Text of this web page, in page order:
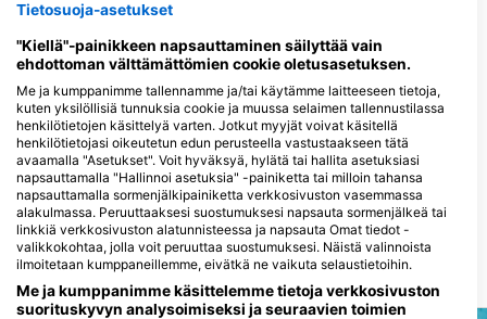
Sukelluskeskukset, jotka tarjoavat
catering-palveluita tällä
sukelluskohteella
Discover Diving
5319 Transit Rd, 14043 Depew, NY
- Yhdysvallat
Professional Diving
Resources
7976 Broadview RD, 44147
Broadview Hts., OH - Yhdysvallat
Lähellä olevat sukelluskohteet
Tietosuoja-asetukset
"Kiellä"-painikkeen napsauttaminen säilyttää vain
ehdottoman välttämättömien cookie oletusasetuksen.
Me ja kumppanimme tallennamme ja/tai käytämme laitteeseen tietoja,
kuten yksilöllisiä tunnuksia cookie ja muussa selaimen tallennustilassa
henkilötietojen käsittelyä varten. Jotkut myyjät voivat käsitellä
henkilötietojasi oikeutetun edun perusteella vastustaakseen tätä
avaamalla "Asetukset". Voit hyväksyä, hylätä tai hallita asetuksiasi
napsauttamalla "Hallinnoi asetuksia" -painiketta tai milloin tahansa
napsauttamalla sormenjälkipainiketta verkkosivuston vasemmassa
alakulmassa. Peruuttaaksesi suostumuksesi napsauta sormenjälkeä tai
linkkiä verkkosivuston alatunnisteessa ja napsauta Omat tiedot -
valikkokohtaa, jolla voit peruuttaa suostumuksesi. Näistä valinnoista
ilmoitetaan kumppaneillemme, eivätkä ne vaikuta selaustietoihin.
Me ja kumppanimme käsittelemme tietoja verkkosivuston
suorituskyvyn analysoimiseksi ja seuraavien toimien